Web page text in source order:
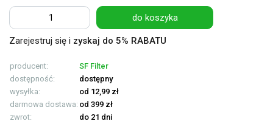
do koszyka
Zarejestruj się i zyskaj do 5% RABATU
producent:
SF Filter
dostępność:
dostępny
wysyłka:
od 12,99 zł
darmowa dostawa: od 399 zł
zwrot:
do 21 dni